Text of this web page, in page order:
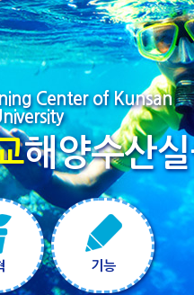
Center of Kunsan
해양수산
기능